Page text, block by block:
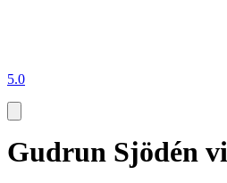
5.0
Gudrun Sjödén